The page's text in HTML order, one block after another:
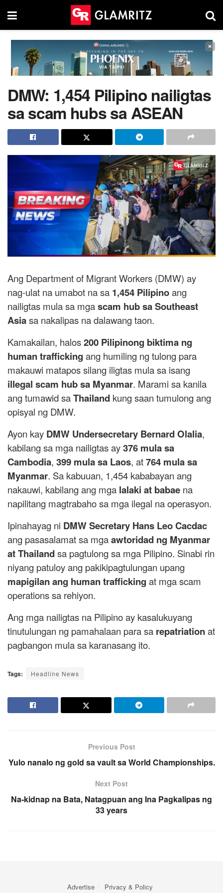
×
DMW: 1,454 Pilipino nailigtas
sa scam hubs sa ASEAN
Ang Department of Migrant Workers (DMW) ay
nag-ulat na umabot na sa 1,454 Pilipinoang
nailigtas mula sa mgascam hub sa Southeast
Asiasa nakalipas na dalawang taon.
Kamakailan, halos200 Pilipinong biktima ng
human trafficking ang humiling ng tulong para
makauwi matapos silang iligtas mula sa isang
illegal scam hub sa Myanmar. Marami sa kanila
ang tumawid saThailand kung saan tumulong ang
opisyal ng DMW.
Ayon kay DMW Undersecretary Bernard Olalia,
kabilang sa mga nailigtas ay376 mula sa
Cambodia, 399 mula sa Laos, at764 mula sa
Myanmar. Sa kabuuan, 1,454 kababayan ang
nakauwi, kabilang ang mga lalaki at babae na
napilitang magtrabaho sa mga ilegal na operasyon.
Ipinahayag ni DMW Secretary Hans Leo Cacdac
ang pasasalamat sa mgaawtoridad ng Myanmar
at Thailandsa pagtulong sa mga Pilipino. Sinabi rin
niyang patuloy ang pakikipagtulungan upang
mapigilan ang human trafficking at mga scam
operations sa rehiyon.
Ang mga nailigtas na Pilipino ay kasalukuyang
tinutulungan ng pamahalaan para sa repatriationat
pagbangon mula sa karanasang ito.
Tags: Headline News
Previous Post
Yulo nanalo ng gold sa vault sa World Championships.
Next Post
Na-kidnap na Bata, Natagpuan ang Ina Pagkalipas ng
33 years
Advertise Privacy & Policy